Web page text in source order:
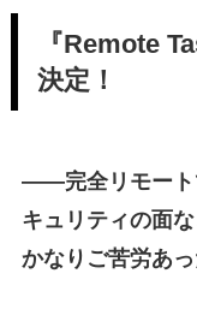
『Remote
決定！
——完全リモート
キュリティの面
かなりご苦労あ